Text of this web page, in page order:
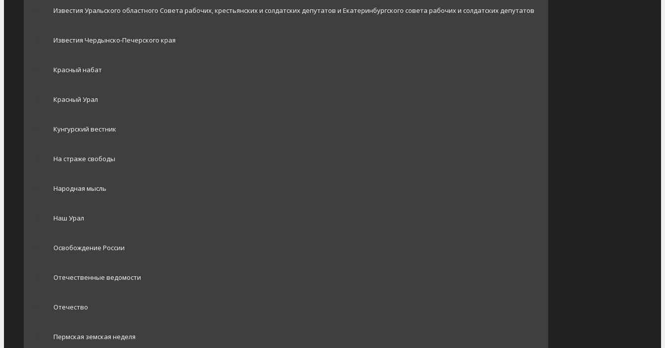
Известия Уральского областного Совета рабочих, крестьянских и солдатских депутатов и Екатеринбургского совета рабочих и солдатских депутатов
Известия Чердынско-Печерского края
Красный набат
Красный Урал
Кунгурский вестник
На страже свободы
Народная мысль
Наш Урал
Освобождение России
Отечественные ведомости
Отечество
Пермская земская неделя